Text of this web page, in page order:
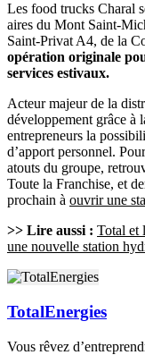
Les food trucks Charal
aires du Mont Saint-
Saint-Privat A4, de la
opération originale
services estivaux.
Acteur majeur de la
développement grâce à
entrepreneurs la
d’apport personnel.
atouts du groupe,
Toute la Franchise, et
prochain à ouvrir une
>> Lire aussi : Total et
une nouvelle station
TotalEnergies
Vous rêvez